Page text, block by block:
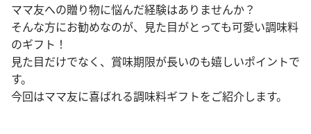
ママ友への贈り物に悩んだ経験はありませんか？
そんな方にお勧めなのが、見た目がとっても可愛い調味料
のギフト！
見た目だけでなく、賞味期限が長いのも嬉しいポイントで
す。
今回はママ友に喜ばれる調味料ギフトをご紹介します。